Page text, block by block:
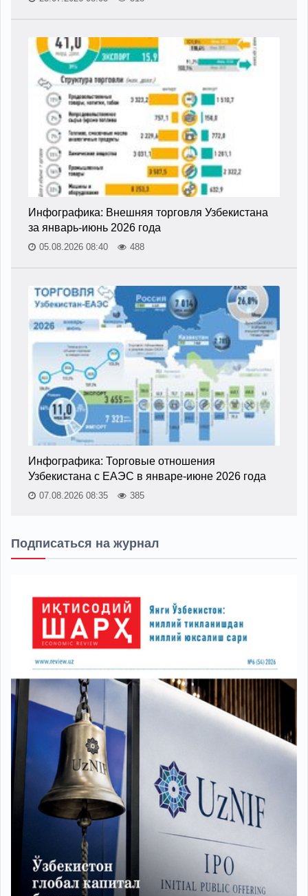
Инфографика: Внешняя торговля Узбекистана
за январь-июнь 2026 года
05.08.2026 08:40 488
Инфографика: Торговые отношения
Узбекистана с ЕАЭС в январе-июне 2026 года
07.08.2026 08:35 385
Подписаться на журнал